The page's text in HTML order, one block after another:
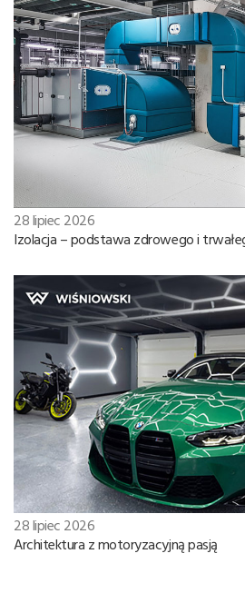
28 lipiec 2026
Izolacja – podstawa zdrowego i
28 lipiec 2026
Architektura z motoryzacyjną pasją